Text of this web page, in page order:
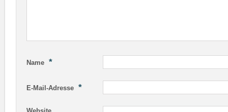
Name *
E-Mail-Adresse *
Website